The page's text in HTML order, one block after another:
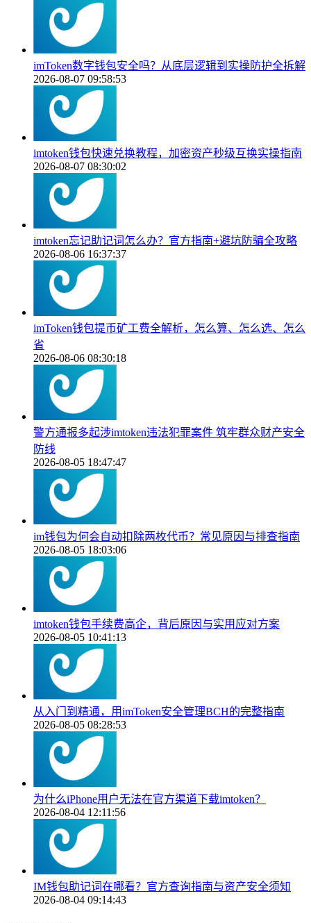
imToken数字钱包安全吗？从底层逻辑到实操防护全拆解
2026-08-07 09:58:53
imtoken钱包快速兑换教程，加密资产秒级互换实操指南
2026-08-07 08:30:02
imtoken忘记助记词怎么办？官方指南+避坑防骗全攻略
2026-08-06 16:37:37
imToken钱包提币矿工费全解析，怎么算、怎么选、怎么
省
2026-08-06 08:30:18
警方通报多起涉imtoken违法犯罪案件 筑牢群众财产安全
防线
2026-08-05 18:47:47
im钱包为何会自动扣除两枚代币？常见原因与排查指南
2026-08-05 18:03:06
imtoken钱包手续费高企，背后原因与实用应对方案
2026-08-05 10:41:13
从入门到精通，用imToken安全管理BCH的完整指南
2026-08-05 08:28:53
为什么iPhone用户无法在官方渠道下载imtoken？
2026-08-04 12:11:56
IM钱包助记词在哪看？官方查询指南与资产安全须知
2026-08-04 09:14:43